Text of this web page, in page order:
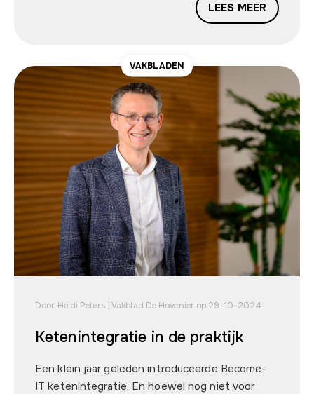
doelgroep nog altijd dezelfde. Maar er is ook
veel veranderd en volgens Leo komt er nog veel
LEES MEER
VAKBLADEN
Door Heidi Peters | Vakblad De Hovenier op 29-10-2024
Ketenintegratie in de praktijk
Een klein jaar geleden introduceerde Become-
IT ketenintegratie. En hoewel nog niet voor